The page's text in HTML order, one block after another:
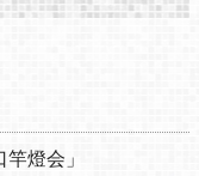
燈会」